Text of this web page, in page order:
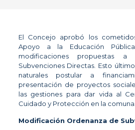
El Concejo aprobó los
Apoyo a la Educación
modificaciones propuestas
Subvenciones Directas. Esto
naturales postular a
presentación de proyectos
las gestiones para dar vida al
Cuidado y Protección en la comuna.
Modificación Ordenanza de